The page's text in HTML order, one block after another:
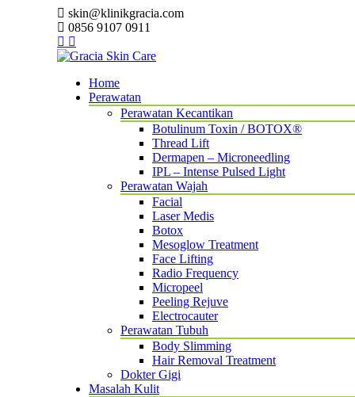
skin@klinikgracia.com
0856 9107 0911
Home
Perawatan
Perawatan Kecantikan
Botulinum Toxin / BOTOX®
Thread Lift
Dermapen – Microneedling
IPL – Intense Pulsed Light
Perawatan Wajah
Facial
Laser Medis
Botox
Mesoglow Treatment
Face Lifting
Radio Frequency
Micropeel
Peeling Rejuve
Electrocauter
Perawatan Tubuh
Body Slimming
Hair Removal Treatment
Dokter Gigi
Masalah Kulit